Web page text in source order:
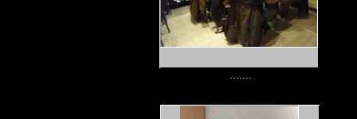
.......